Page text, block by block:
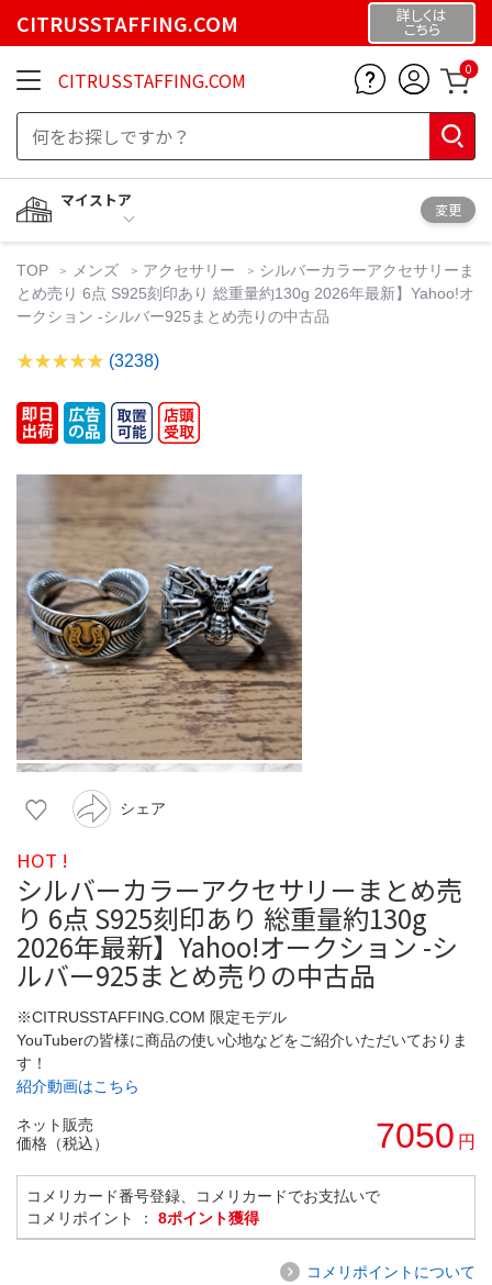
CITRUSSTAFFING.COM 詳しくは
こちら
CITRUSSTAFFING.COM 0
マイストア
変更
TOP メンズ アクセサリー
シルバーカラーアクセサリーま
とめ売り 6点 S925刻印あり 総重量約130g 2026年最新】Yahoo!オ
ークション -シルバー925まとめ売りの中古品
(3238)
シェア
HOT !
シルバーカラーアクセサリーまとめ売
り 6点 S925刻印あり 総重量約130g
2026年最新】Yahoo!オークション -シ
ルバー925まとめ売りの中古品
※CITRUSSTAFFING.COM 限定モデル
YouTuberの皆様に商品の使い心地などをご紹介いただいておりま
す！
紹介動画はこちら
ネット販売
価格（税込）
7050 円
コメリカード番号登録、コメリカードでお支払いで
コメリポイント ： 8ポイント獲得
コメリポイントについて